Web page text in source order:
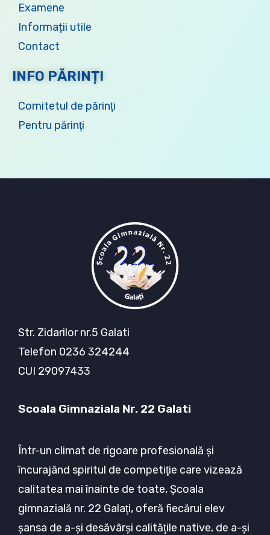
Examene
Informații utile
Contact
INFO PĂRINȚI
Comitetul de părinţi
Pentru părinţi
Str. Zidarilor nr.5 Galati
Telefon 0236 324244
CUI 29097433
Scoala Gimnaziala Nr. 22 Galati
Într-un climat de rigoare profesională şi
încurajând spiritul de competiţie care vizează
calitatea mai înainte de toate, Şcoala
gimnazială nr. 22 Galaţi, oferă fiecărui elev
şansa de a-şi desăvârşi calităţile native, de a-şi